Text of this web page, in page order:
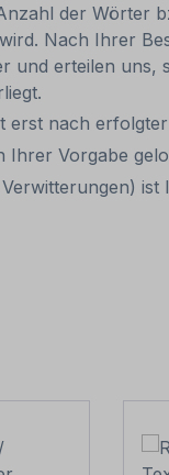
der Wörter
Nach Ihrer
und erteilen
erst nach
Vorgabe
ist